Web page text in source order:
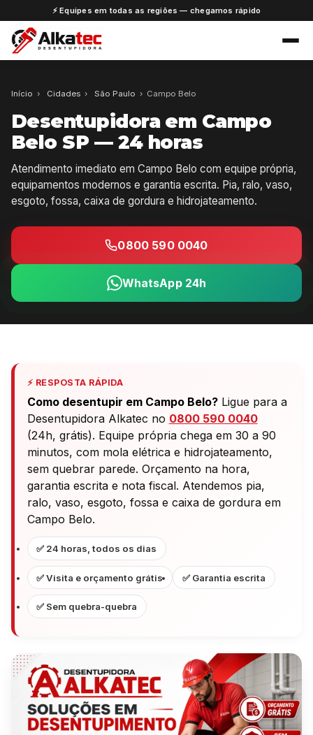
⚡ Equipes em todas as regiões — chegamos rápido
Início › Cidades › São Paulo › Campo Belo
Desentupidora em Campo
Belo SP — 24 horas
Atendimento imediato em Campo Belo com equipe própria,
equipamentos modernos e garantia escrita. Pia, ralo, vaso,
esgoto, fossa, caixa de gordura e hidrojateamento.
0800 590 0040
WhatsApp 24h
⚡ RESPOSTA RÁPIDA
Como desentupir em Campo Belo?Ligue para a
Desentupidora Alkatec no 0800 590 0040
(24h, grátis). Equipe própria chega em 30 a 90
minutos, com mola elétrica e hidrojateamento,
sem quebrar parede. Orçamento na hora,
garantia escrita e nota fiscal. Atendemos pia,
ralo, vaso, esgoto, fossa e caixa de gordura em
Campo Belo.
✅ 24 horas, todos os dias
✅ Visita e orçamento grátis ✅ Garantia escrita
✅ Sem quebra-quebra